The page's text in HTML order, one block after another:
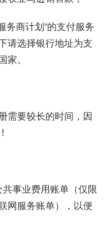
务商计划”的支付服务
请选择银行地址为支
。
需要较长的时间，因
事业费用账单（仅限
网服务账单），以便